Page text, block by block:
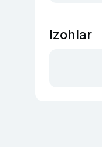
Izohlar